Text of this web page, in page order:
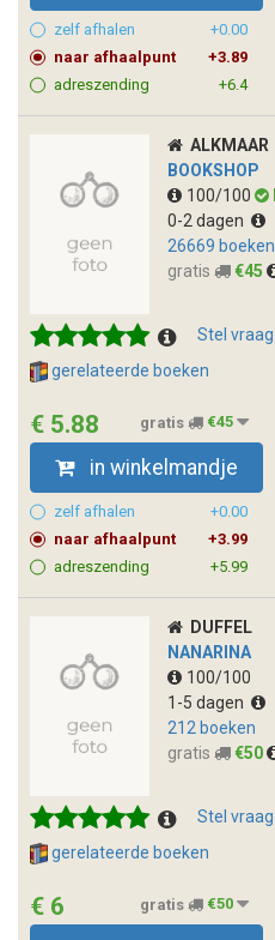
zelf afhalen
+0.00
naar afhaalpunt
+3.89
adreszending
+6.4
ALKMAAR
BOOKSHOP
100/100
0-2 dagen
26669 boeken
gratis
€45
Stel vraag
gerelateerde boeken
€ 5.88 gratis €45
in winkelmandje
zelf afhalen
+0.00
naar afhaalpunt
+3.99
adreszending
+5.99
DUFFEL
NANARINA
100/100
1-5 dagen
212 boeken
gratis
€50
Stel vraag
gerelateerde boeken
€ 6 gratis €50